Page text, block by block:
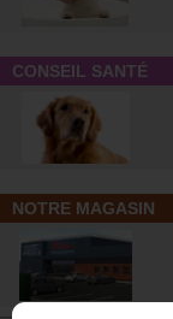
CONSEIL SANTÉ
NOTRE MAGASIN